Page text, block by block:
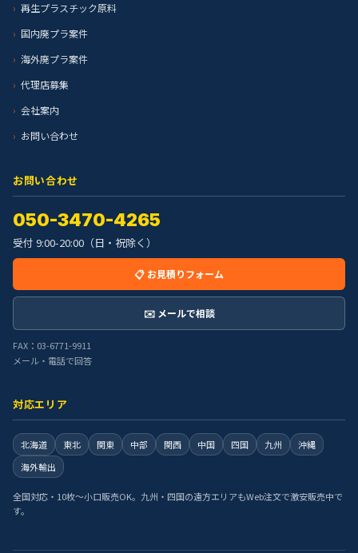
再生プラスチック原料
国内廃プラ案件
海外廃プラ案件
代理店募集
会社案内
お問い合わせ
お問い合わせ
050-3470-4265
受付 9:00-20:00（日・祝除く）
📋 お見積りフォーム
✉️ メールで相談
FAX：03-6771-9911
メール・電話で回答
対応エリア
北海道 東北 関東 中部 関西 中国 四国 九州
沖縄
海外輸出
全国対応・10枚〜小口販売OK。九州・四国の遠方エリアもWeb注文で激安販売中で
す。